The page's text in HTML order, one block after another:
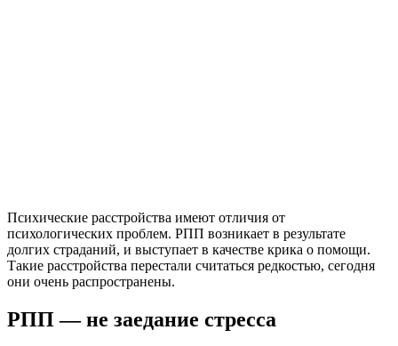
Психические расстройства имеют отличия от
психологических проблем. РПП возникает в результате
долгих страданий, и выступает в качестве крика о помощи.
Такие расстройства перестали считаться редкостью, сегодня
они очень распространены.
РПП — не заедание стресса